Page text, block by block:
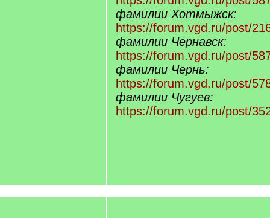
фамилии Хотмыжск:
https://forum.vgd.ru/post/
фамилии Чернавск:
https://forum.vgd.ru/post/
фамилии Чернь:
https://forum.vgd.ru/post/
фамилии Чугуев:
https://forum.vgd.ru/post/